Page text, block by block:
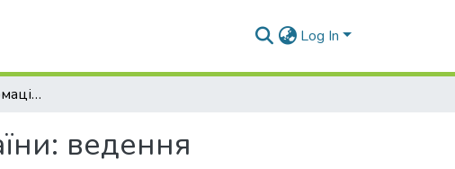
Log In
Формування інформаційного простору України: ведення освітнього блогу
ведення